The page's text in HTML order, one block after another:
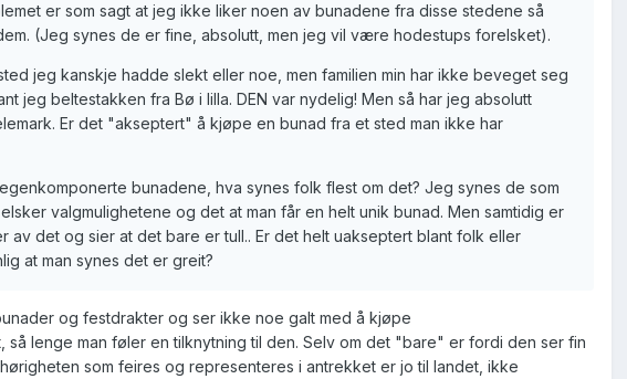
er som sagt at jeg ikke liker noen av bunadene fra disse stedene så
(Jeg synes de er fine, absolutt, men jeg vil være hodestups forelsket).
jeg kanskje hadde slekt eller noe, men familien min har ikke beveget seg
jeg beltestakken fra Bø i lilla. DEN var nydelig! Men så har jeg absolutt
Er det "akseptert" å kjøpe en bunad fra et sted man ikke har
bunadene, hva synes folk flest om det? Jeg synes de som
valgmulighetene og det at man får en helt unik bunad. Men samtidig er
av det og sier at det bare er tull.. Er det helt uakseptert blant folk eller
at man synes det er greit?
og festdrakter og ser ikke noe galt med å kjøpe
lenge man føler en tilknytning til den. Selv om det "bare" er fordi den ser fin
som feires og representeres i antrekket er jo til landet, ikke